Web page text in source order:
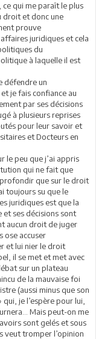
qui me paraît le plus
droit et donc une
prouve
juridiques et cela
du
à laquelle il est
défendre un
je fais confiance au
par ses décisions
à plusieurs reprises
pour leur savoir et
et Docteurs en
le peu que j’ai appris
qui ne fait que
que sur le droit
toujours su que le
juridiques est que la
et ses décisions sont
aucun droit de juger
ose accuser
et lui nier le droit
il se met et met avec
sur un plateau
de la mauvaise foi
(aussi minus que son
je l’espère pour lui,
Mais peut-on me
sont gelés et sous
veut tromper l’opinion